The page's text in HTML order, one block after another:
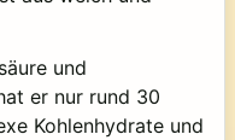
und
er nur rund 30
Kohlenhydrate und